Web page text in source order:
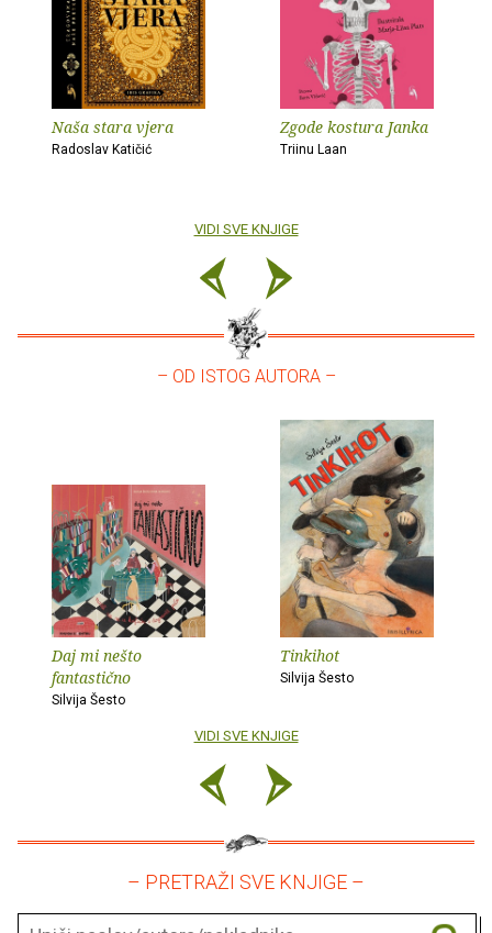
Naša stara vjera
Radoslav Katičić
Zgode kostura Janka
Triinu Laan
VIDI SVE KNJIGE
– OD ISTOG AUTORA –
Daj mi nešto
fantastično
Silvija Šesto
Tinkihot
Silvija Šesto
VIDI SVE KNJIGE
– PRETRAŽI SVE KNJIGE –